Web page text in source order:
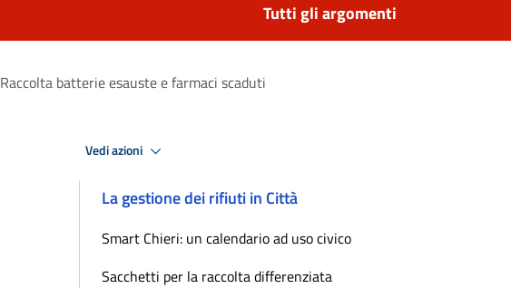
Tutti gli argomenti
Raccolta batterie esauste e farmaci scaduti
Vedi azioni
La gestione dei rifiuti in Città
Smart Chieri: un calendario ad uso civico
Sacchetti per la raccolta differenziata